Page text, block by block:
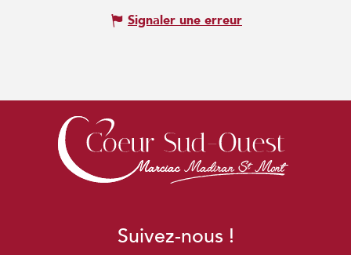
Signaler une erreur
Suivez-nous !